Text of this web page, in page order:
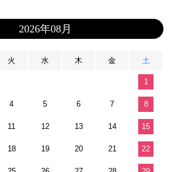
2026年08月
火 水 木 金 土
1
4 5 6 7 8
11 12 13 14 15
18 19 20 21 22